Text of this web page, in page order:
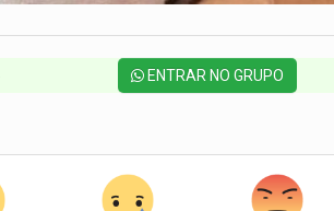
ENTRAR NO GRUPO